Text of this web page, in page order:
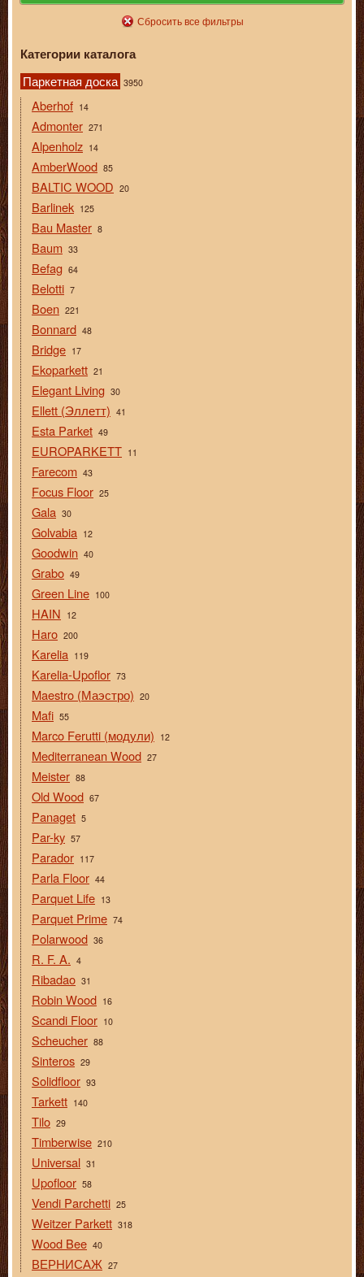
Сбросить все фильтры
Категории каталога
Паркетная доска 3950
Aberhof 14
Admonter 271
Alpenholz 14
AmberWood 85
BALTIC WOOD 20
Barlinek 125
Bau Master 8
Baum 33
Befag 64
Belotti 7
Boen 221
Bonnard 48
Bridge 17
Ekoparkett 21
Elegant Living 30
Ellett (Эллетт) 41
Esta Parket 49
EUROPARKETT 11
Farecom 43
Focus Floor 25
Gala 30
Golvabia 12
Goodwin 40
Grabo 49
Green Line 100
HAIN 12
Haro 200
Karelia 119
Karelia-Upoflor 73
Maestro (Маэстро) 20
Mafi 55
Marco Ferutti (модули) 12
Mediterranean Wood 27
Meister 88
Old Wood 67
Panaget 5
Par-ky 57
Parador 117
Parla Floor 44
Parquet Life 13
Parquet Prime 74
Polarwood 36
R. F. A. 4
Ribadao 31
Robin Wood 16
Scandi Floor 10
Scheucher 88
Sinteros 29
Solidfloor 93
Tarkett 140
Tilo 29
Timberwise 210
Universal 31
Upofloor 58
Vendi Parchetti 25
Weitzer Parkett 318
Wood Bee 40
ВЕРНИСАЖ 27